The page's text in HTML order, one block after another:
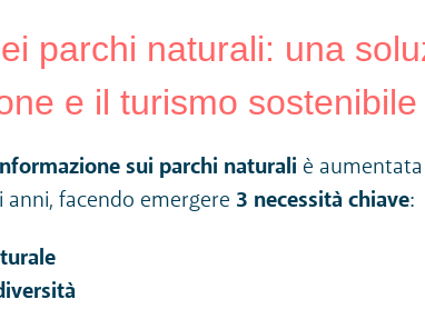
parchi naturali: una
e il turismo sostenibile
sui parchi naturali è aumentata
facendo emergere 3 necessità chiave: